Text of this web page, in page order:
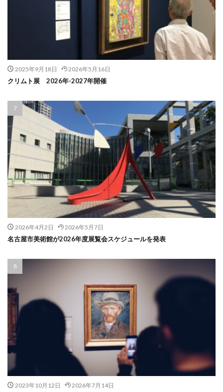
2025年9月18日 2026年5月16日
クリムト展 2026年-2027年開催
2026年4月2日 2026年5月7日
名古屋市美術館が2026年度展覧会スケジュールを発表
2023年10月12日 2026年7月14日